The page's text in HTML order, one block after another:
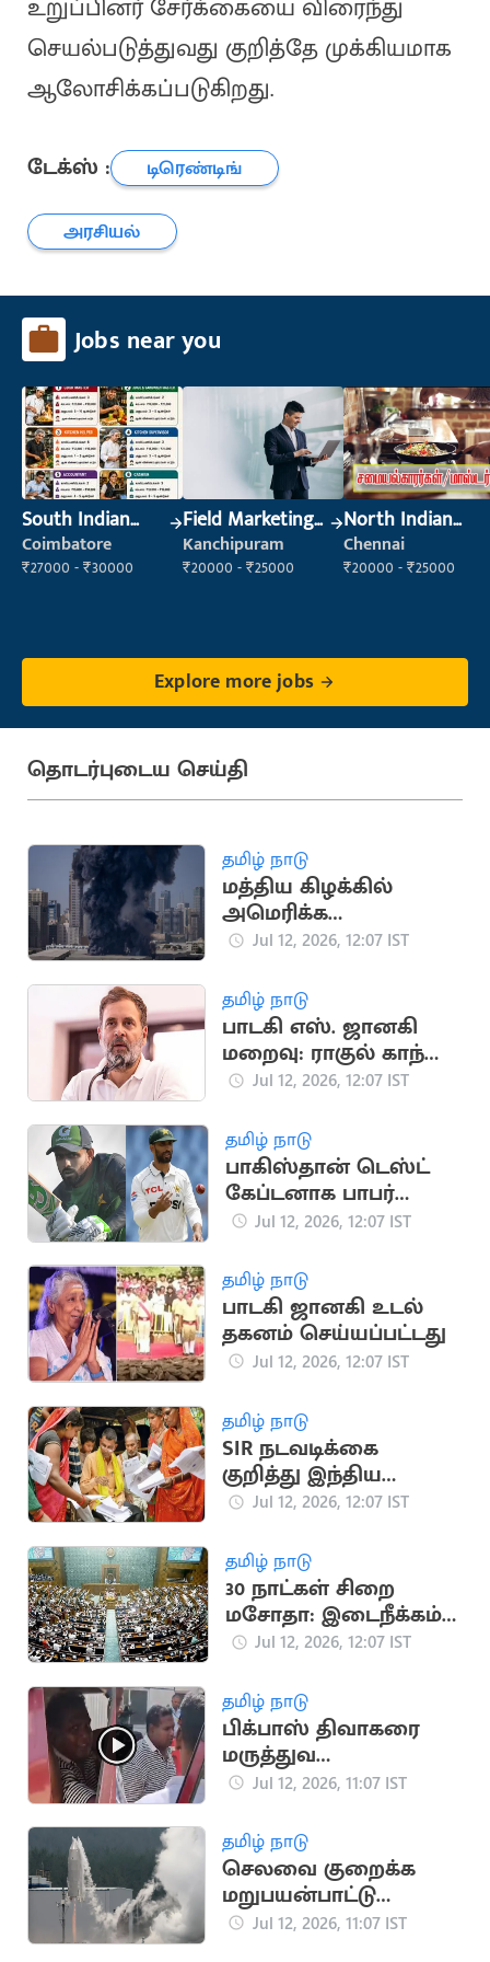
உறுப்பினர் சேர்க்கையை விரைந்து
செயல்படுத்துவது குறித்தே முக்கியமாக
ஆலோசிக்கப்படுகிறது.
டேக்ஸ் :
டிரெண்டிங்
அரசியல்
Jobs near you
South Indian
Cook
Coimbatore
₹27000 - ₹30000
Field Marketing
Executive
Kanchipuram
₹20000 - ₹25000
North Indian
Cook
Chennai
₹20000 - ₹25000
Explore more jobs
தொடர்புடைய செய்தி
தமிழ் நாடு
மத்திய கிழக்கில்
அமெரிக்க
படைத்தளங்களை
ட்ரோன்கள் தாக்குதல்
Jul 12, 2026, 12:07 IST
தமிழ் நாடு
பாடகி எஸ். ஜானகி
மறைவு: ராகுல் காந்தி
உருக்கமான இரங்கல்
Jul 12, 2026, 12:07 IST
தமிழ் நாடு
பாகிஸ்தான் டெஸ்ட்
கேப்டனாக பாபர்
நியமனம்: முன்னாள்
Jul 12, 2026, 12:07 IST
தமிழ் நாடு
பாடகி ஜானகி உடல்
தகனம் செய்யப்பட்டது
Jul 12, 2026, 12:07 IST
தமிழ் நாடு
SIR நடவடிக்கை
குறித்து இந்திய
அரசிடம் விளக்கம்
Jul 12, 2026, 12:07 IST
தமிழ் நாடு
30 நாட்கள் சிறை
மசோதா: இடைநீக்கம்
செய்ய நாடாளுமன்ற
Jul 12, 2026, 12:07 IST
தமிழ் நாடு
பிக்பாஸ் திவாகரை
மருத்துவ
பரிசோதனைக்கு
போலீசார்
Jul 12, 2026, 11:07 IST
தமிழ் நாடு
செலவை குறைக்க
மறுபயன்பாட்டு
ராக்கெட்டை
Jul 12, 2026, 11:07 IST